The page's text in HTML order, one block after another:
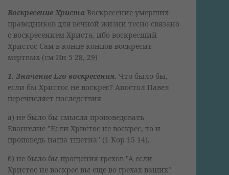
Воскресение Христа Воскресение умерших
праведников для вечной жизни тесно связано
с воскресением Христа, ибо воскресший
Христос Сам в конце концов воскресит
мертвых (см Ин 5 28, 29)
1. Значение Его воскресения. Что было бы,
если бы Христос не воскрес? Апостол Павел
перечисляет последствия
а) не было бы смысла проповедовать
Евангелие "Если Христос не воскрес, то и
проповедь наша тщетна" (1 Кор 15 14),
б) не было бы прощения грехов "А если
Христос не воскрес вы еще во грехах ваших"